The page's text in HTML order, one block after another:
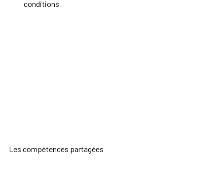
conditions
Les compétences partagées